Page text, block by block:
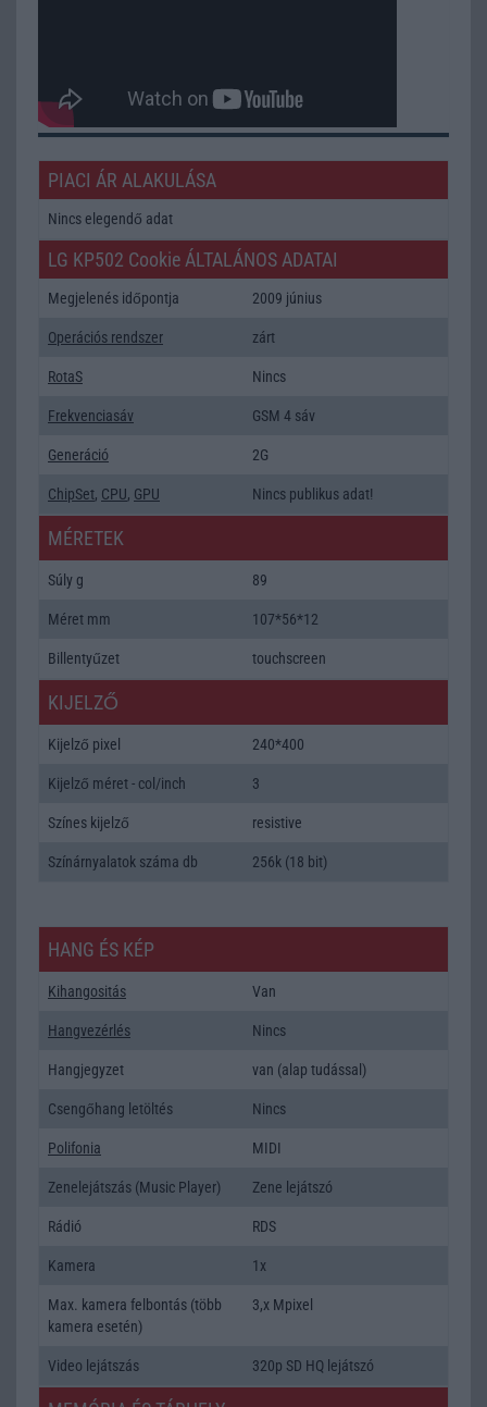
PIACI ÁR ALAKULÁSA
Nincs elegendő adat
LG KP502 Cookie ÁLTALÁNOS ADATAI
Megjelenés időpontja 2009 június
Operációs rendszer zárt
RotaS Nincs
Frekvenciasáv GSM 4 sáv
Generáció 2G
ChipSet, CPU, GPU Nincs publikus adat!
MÉRETEK
Súly g 89
Méret mm 107*56*12
Billentyűzet touchscreen
KIJELZŐ
Kijelző pixel 240*400
Kijelző méret - col/inch 3
Színes kijelző resistive
Színárnyalatok száma db 256k (18 bit)
HANG ÉS KÉP
Kihangositás Van
Hangvezérlés Nincs
Hangjegyzet van (alap tudással)
Csengőhang letöltés Nincs
Polifonia MIDI
Zenelejátszás (Music Player) Zene lejátszó
Rádió RDS
Kamera 1x
Max. kamera felbontás (több
kamera esetén)
3,x Mpixel
Video lejátszás 320p SD HQ lejátszó